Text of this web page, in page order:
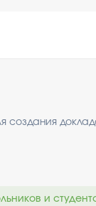
создания
и